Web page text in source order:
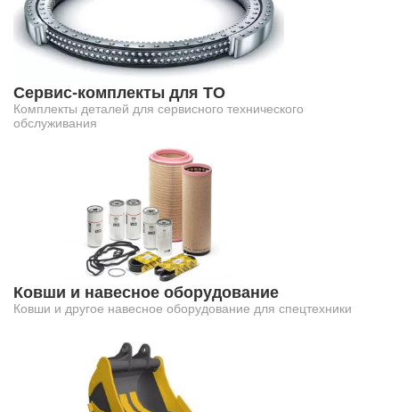
Сервис-комплекты для ТО
Комплекты деталей для сервисного технического
обслуживания
Ковши и навесное оборудование
Ковши и другое навесное оборудование для спецтехники